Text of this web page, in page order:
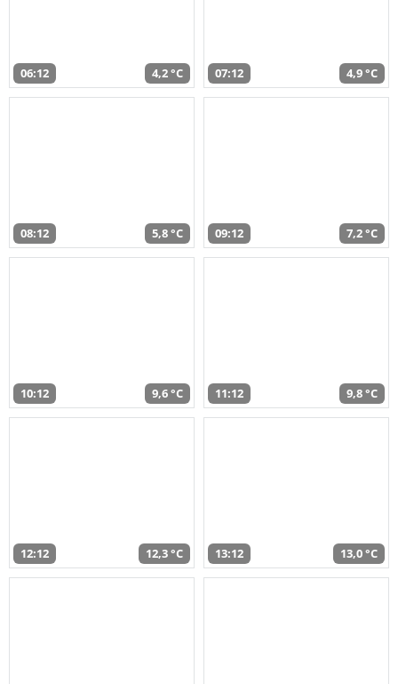
06:12 4,2 °C 07:12 4,9 °C
08:12 5,8 °C 09:12 7,2 °C
10:12 9,6 °C 11:12 9,8 °C
12:12 12,3 °C 13:12 13,0 °C